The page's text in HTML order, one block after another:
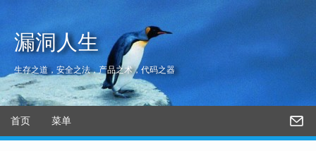
漏洞人生
生存之道，安全之法，产品之术，代码之器
首页 菜单